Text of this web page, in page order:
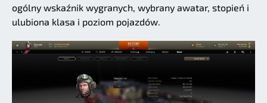
ogólny wskaźnik wygranych, wybrany awatar, stopień i
ulubiona klasa i poziom pojazdów.